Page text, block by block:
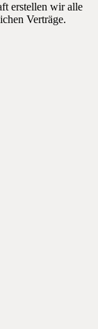
erstellen wir alle
Verträge.